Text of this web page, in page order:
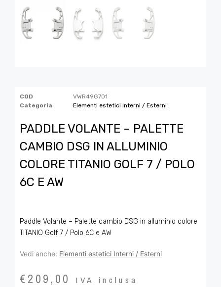
COD
VWR49G701
Categoria
Elementi estetici Interni / Esterni
PADDLE VOLANTE – PALETTE
CAMBIO DSG IN ALLUMINIO
COLORE TITANIO GOLF 7 / POLO
6C E AW
Paddle Volante – Palette cambio DSG in alluminio colore
TITANIO Golf 7 / Polo 6C e AW
Vedi anche: Elementi estetici Interni / Esterni
€209,00 IVA inclusa